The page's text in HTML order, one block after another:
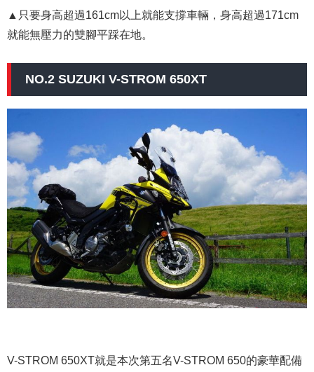
▲只要身高超過161cm以上就能支撐車輛，身高超過171cm
就能無壓力的雙腳平踩在地。
NO.2 SUZUKI V-STROM 650XT
V-STROM 650XT就是本次第五名V-STROM 650的豪華配備